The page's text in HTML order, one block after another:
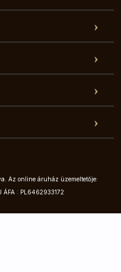
Az online áruház üzemeltetője:
ÁFA : PL6462933172